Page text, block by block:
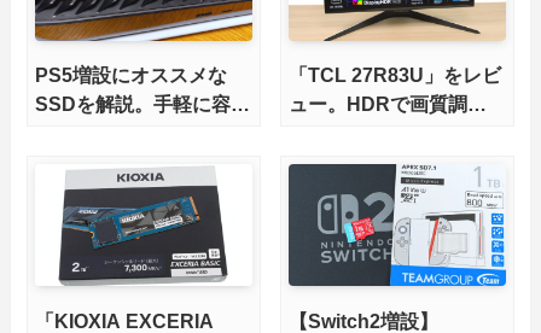
PS5増設にオススメな
SSDを解説。手軽に容量
最新、PS5 Proにも対
応】
「TCL 27R83U」をレビ
ュー。HDRで画質調整
輝度も発揮！
「KIOXIA EXCERIA
【Switch2増設】